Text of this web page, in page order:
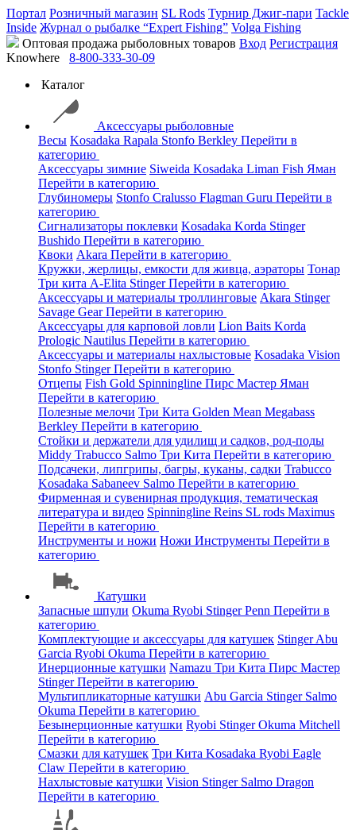
Портал Розничный магазин SL Rods Турнир Джиг-пари Tackle
Inside Журнал о рыбалке “Expert Fishing” Volga Fishing
Оптовая продажа рыболовных товаров Вход Регистрация
Knowhere
8-800-333-30-09
Каталог
Аксессуары рыболовные
Весы Kosadaka Rapala Stonfo Berkley Перейти в
категорию
Аксессуары зимние Siweida Kosadaka Liman Fish Яман
Перейти в категорию
Глубиномеры Stonfo Cralusso Flagman Guru Перейти в
категорию
Сигнализаторы поклевки Kosadaka Korda Stinger
Bushido Перейти в категорию
Квоки Akara Перейти в категорию
Кружки, жерлицы, емкости для живца, аэраторы Тонар
Три кита A-Elita StingerПерейти в категорию
Аксессуары и материалы троллинговые Akara Stinger
Savage GearПерейти в категорию
Аксессуары для карповой ловли Lion Baits Korda
Prologic Nautilus Перейти в категорию
Аксессуары и материалы нахлыстовые Kosadaka Vision
Stonfo StingerПерейти в категорию
Отцепы Fish Gold Spinningline Пирс Мастер Яман
Перейти в категорию
Полезные мелочи Три Кита Golden Mean Megabass
Berkley Перейти в категорию
Стойки и держатели для удилищ и садков, род-поды
Middy Trabucco Salmo Три Кита Перейти в категорию
Подсачеки, липгрипы, багры, куканы, садки Trabucco
Kosadaka Sabaneev Salmo Перейти в категорию
Фирменная и сувенирная продукция, тематическая
литература и видео Spinningline Reins SL rods Maximus
Перейти в категорию
Инструменты и ножи Ножи Инструменты Перейти в
категорию
Катушки
Запасные шпули Okuma Ryobi StingerPenn Перейти в
категорию
Комплектующие и аксессуары для катушек StingerAbu
Garcia Ryobi Okuma Перейти в категорию
Инерционные катушки Namazu Три Кита Пирс Мастер
StingerПерейти в категорию
Мультипликаторные катушки Abu Garcia Stinger Salmo
Okuma Перейти в категорию
Безынерционные катушки Ryobi StingerOkuma Mitchell
Перейти в категорию
Смазки для катушек Три Кита Kosadaka Ryobi Eagle
Claw Перейти в категорию
Нахлыстовые катушки Vision Stinger Salmo Dragon
Перейти в категорию